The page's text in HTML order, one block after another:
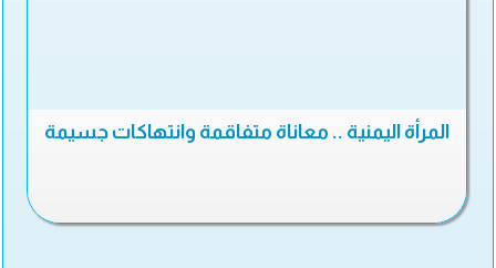
المرأة اليمنية .. معاناة متفاقمة وانتهاكات جسيمة